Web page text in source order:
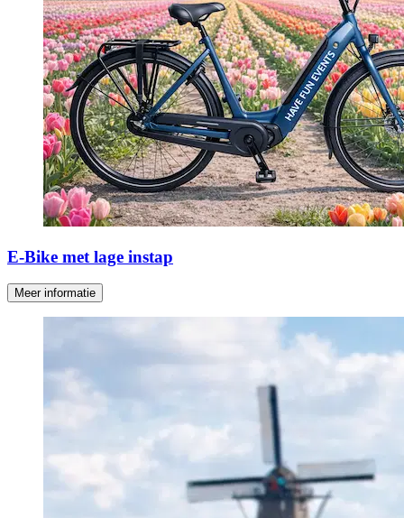
E-Bike met lage instap
Meer informatie